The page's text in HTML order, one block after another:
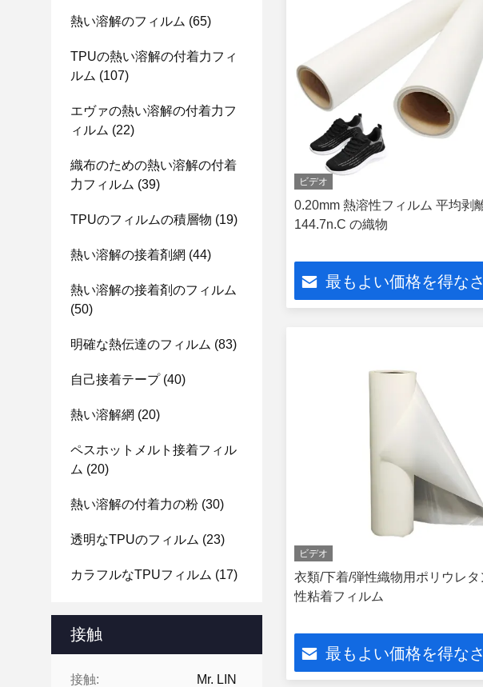
熱い溶解のフィルム (65)
TPUの熱い溶解の付着力フィ
ルム (107)
エヴァの熱い溶解の付着力フ
ィルム (22)
織布のための熱い溶解の付着
力フィルム (39)
TPUのフィルムの積層物 (19)
熱い溶解の接着剤網 (44)
熱い溶解の接着剤のフィルム
(50)
明確な熱伝達のフィルム (83)
自己接着テープ(40)
熱い溶解網 (20)
ペスホットメルト接着フィル
ム (20)
熱い溶解の付着力の粉 (30)
透明なTPUのフィルム (23)
カラフルなTPUフィルム (17)
接触
接触: Mr. LIN
ビデオ
0.20mm 熱溶性フィルム 平均剥
144.7n.C の織物
最もよい価格を得な
ビデオ
衣類/下着/弾性織物用ポリウレタ
性粘着フィルム
最もよい価格を得な